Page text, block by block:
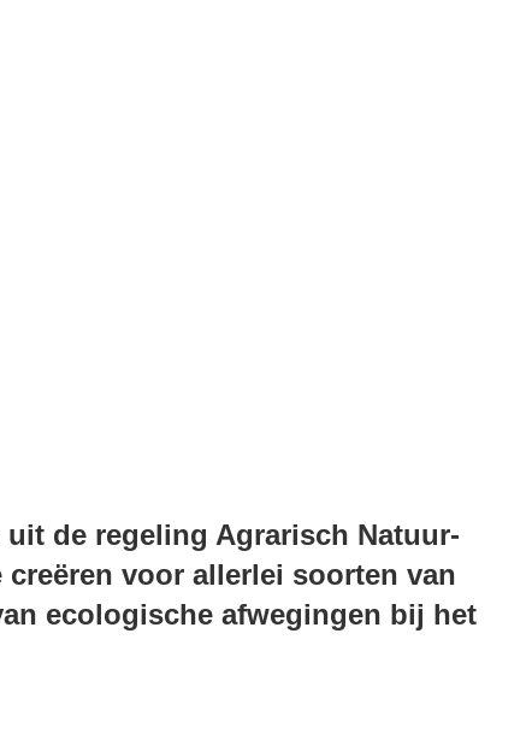
de regeling Agrarisch Natuur-
voor allerlei soorten van
ecologische afwegingen bij het